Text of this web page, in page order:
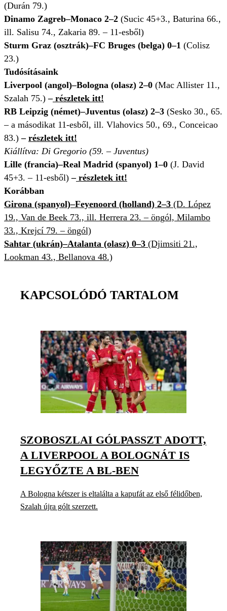
(Durán 79.)
Dinamo Zagreb–Monaco 2–2 (Sucic 45+3., Baturina 66.,
ill. Salisu 74., Zakaria 89. – 11-esből)
Sturm Graz (osztrák)–FC Bruges (belga) 0–1 (Colisz
23.)
Tudósításaink
Liverpool (angol)–Bologna (olasz) 2–0 (Mac Allister 11.,
Szalah 75.)–részletek itt!
RB Leipzig (német)–Juventus (olasz) 2–3 (Sesko 30., 65.
– a másodikat 11-esből, ill. Vlahovics 50., 69., Conceicao
83.)– részletek itt!
Kiállítva: Di Gregorio (59. – Juventus)
Lille (francia)–Real Madrid (spanyol) 1–0 (J. David
45+3. – 11-esből)–részletek itt!
Korábban
Girona (spanyol)–Feyenoord (holland) 2–3 (D. López
19., Van de Beek 73., ill. Herrera 23. – öngól, Milambo
33., Krejcí 79. – öngól)
Sahtar (ukrán)–Atalanta (olasz) 0–3 (Djimsiti 21.,
Lookman 43., Bellanova 48.)
KAPCSOLÓDÓ TARTALOM
SZOBOSZLAI GÓLPASSZT ADOTT,
A LIVERPOOL A BOLOGNÁT IS
LEGYŐZTE A BL-BEN
A Bologna kétszer is eltalálta a kapufát az első félidőben,
Szalah újra gólt szerzett.